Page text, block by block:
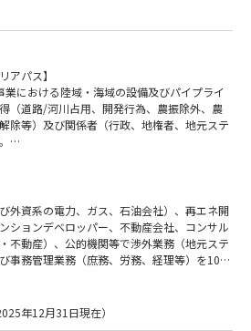
があります。
ンライン
ライン
アパス】
業における陸域・海域の設備及びパイプライ
（道路/河川占用、開発行為、農振除外、農
除等）及び関係者（行政、地権者、地元ステ
務（渉外、庶務、労務、経理、等 現場事務所
等）。
プロジェクトに関する渉外業務、現場事務所
ただきます（千葉勤務）。その後は、ご本人
極めた上で、総務部門のマネジメントポジシ
門への異動の機会があります。
用地交渉、ステークスホルダー対応等）、許
等）及び総務業務（庶務、労務、経理等、現
事務業務等）等を担当しています。
外資系の電力、ガス、石油会社）、再エネ開
ションデベロッパー、不動産会社、コンサル
不動産）、公的機関等で渉外業務（地元ステ
事務管理業務（庶務、労務、経理等）を10年
めるリーダー経験2年以上。
トの拠点や各事業所への転勤ができること。
年12月31日現在）